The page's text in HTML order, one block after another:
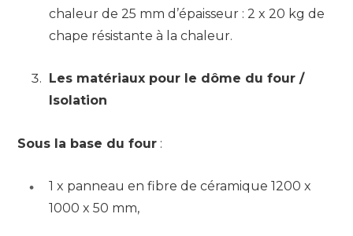
chaleur de 25 mm d’épaisseur : 2 x 20 kg de
chape résistante à la chaleur.
Les matériaux pour le dôme du four /
Isolation
Sous la base du four :
1 x panneau en fibre de céramique 1200 x
1000 x 50 mm,